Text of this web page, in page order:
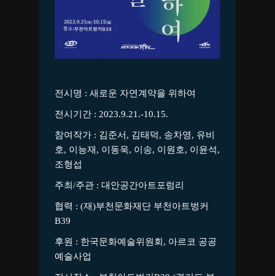
전시명 : 새로운 자연계약을 위하여
전시기간 : 2023.9.21.-10.15.
참여작가 : 김준서 , 김태덕, 송차영, 유비
호, 이능재 , 이동욱, 이송, 이원호, 이윤석,
조형섭
주최 /주관 : 대안공간아트포럼리
협력 : (재)부천문화재단 부천아트벙커
B39
후원 : 한국문화예술위원회, 아르코 공공
예술사업